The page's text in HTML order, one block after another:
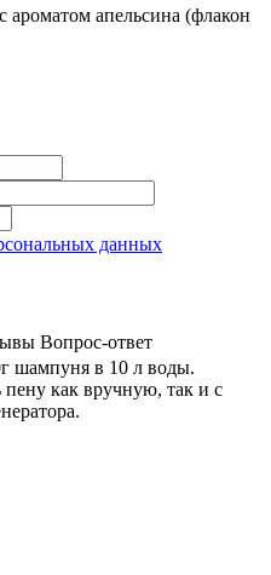
апельсина (флакон
данных
Вопрос-ответ
шампуня в 10 л воды.
как вручную, так и с